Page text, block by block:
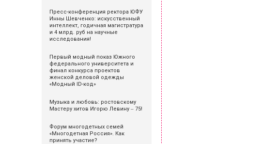
Пресс-конференция ректора ЮФУ
Инны Шевченко: искусственный
интеллект, годичная магистратура
и 4 млрд. руб на научные
исследования!
Первый модный показ Южного
федерального университета и
финал конкурса проектов
женской деловой одежды
«Модный ID-код»
Музыка и любовь: ростовскому
Мастеру хитов Игорю Левину ‒ 75!
Форум многодетных семей
«Многодетная Россия». Как
принять участие?